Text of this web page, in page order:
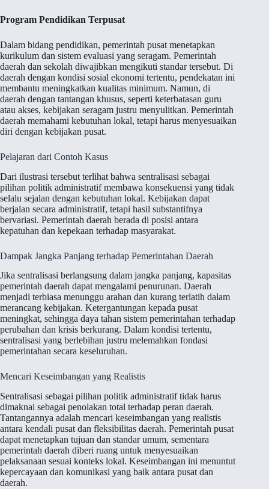
Program Pendidikan Terpusat
Dalam bidang pendidikan, pemerintah pusat menetapkan
kurikulum dan sistem evaluasi yang seragam. Pemerintah
daerah dan sekolah diwajibkan mengikuti standar tersebut. Di
daerah dengan kondisi sosial ekonomi tertentu, pendekatan ini
membantu meningkatkan kualitas minimum. Namun, di
daerah dengan tantangan khusus, seperti keterbatasan guru
atau akses, kebijakan seragam justru menyulitkan. Pemerintah
daerah memahami kebutuhan lokal, tetapi harus menyesuaikan
diri dengan kebijakan pusat.
Pelajaran dari Contoh Kasus
Dari ilustrasi tersebut terlihat bahwa sentralisasi sebagai
pilihan politik administratif membawa konsekuensi yang tidak
selalu sejalan dengan kebutuhan lokal. Kebijakan dapat
berjalan secara administratif, tetapi hasil substantifnya
bervariasi. Pemerintah daerah berada di posisi antara
kepatuhan dan kepekaan terhadap masyarakat.
Dampak Jangka Panjang terhadap Pemerintahan Daerah
Jika sentralisasi berlangsung dalam jangka panjang, kapasitas
pemerintah daerah dapat mengalami penurunan. Daerah
menjadi terbiasa menunggu arahan dan kurang terlatih dalam
merancang kebijakan. Ketergantungan kepada pusat
meningkat, sehingga daya tahan sistem pemerintahan terhadap
perubahan dan krisis berkurang. Dalam kondisi tertentu,
sentralisasi yang berlebihan justru melemahkan fondasi
pemerintahan secara keseluruhan.
Mencari Keseimbangan yang Realistis
Sentralisasi sebagai pilihan politik administratif tidak harus
dimaknai sebagai penolakan total terhadap peran daerah.
Tantangannya adalah mencari keseimbangan yang realistis
antara kendali pusat dan fleksibilitas daerah. Pemerintah pusat
dapat menetapkan tujuan dan standar umum, sementara
pemerintah daerah diberi ruang untuk menyesuaikan
pelaksanaan sesuai konteks lokal. Keseimbangan ini menuntut
kepercayaan dan komunikasi yang baik antara pusat dan
daerah.